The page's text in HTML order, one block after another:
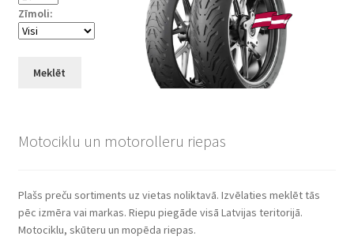
Zīmoli:
Meklēt
Motociklu un motorolleru riepas
Plašs preču sortiments uz vietas noliktavā. Izvēlaties meklēt tās
pēc izmēra vai markas. Riepu piegāde visā Latvijas teritorijā.
Motociklu, skūteru un mopēda riepas.